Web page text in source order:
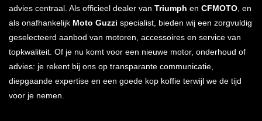
advies centraal. Als officieel dealer van Triumph en CFMOTO, en
als onafhankelijk Moto Guzzi specialist, bieden wij een zorgvuldig
geselecteerd aanbod van motoren, accessoires en service van
topkwaliteit. Of je nu komt voor een nieuwe motor, onderhoud of
advies: je rekent bij ons op transparante communicatie,
diepgaande expertise en een goede kop koffie terwijl we de tijd
voor je nemen.